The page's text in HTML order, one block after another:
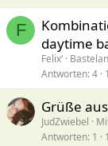
F
daytime
Felix‘
Antworten 4
Grüße
JudZwiebel
Antworten 1